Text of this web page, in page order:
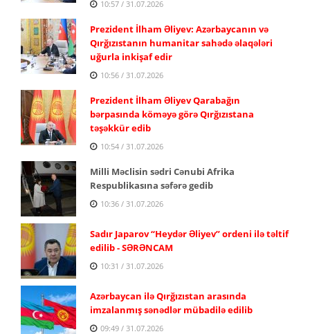
10:57 / 31.07.2026
Prezident İlham Əliyev: Azərbaycanın və
Qırğızıstanın humanitar sahədə əlaqələri
uğurla inkişaf edir
10:56 / 31.07.2026
Prezident İlham Əliyev Qarabağın
bərpasında köməyə görə Qırğızıstana
təşəkkür edib
10:54 / 31.07.2026
Milli Məclisin sədri Cənubi Afrika
Respublikasına səfərə gedib
10:36 / 31.07.2026
Sadır Japarov “Heydər Əliyev” ordeni ilə təltif
edilib - SƏRƏNCAM
10:31 / 31.07.2026
Azərbaycan ilə Qırğızıstan arasında
imzalanmış sənədlər mübadilə edilib
09:49 / 31.07.2026